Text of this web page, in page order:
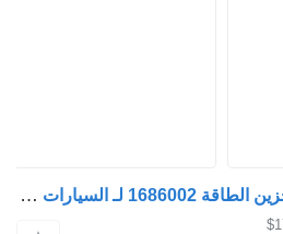
بطاريات المراكم القابلة لتخزين الطاقة 1686002 لـ السيارات القاطرة DAF XF 105